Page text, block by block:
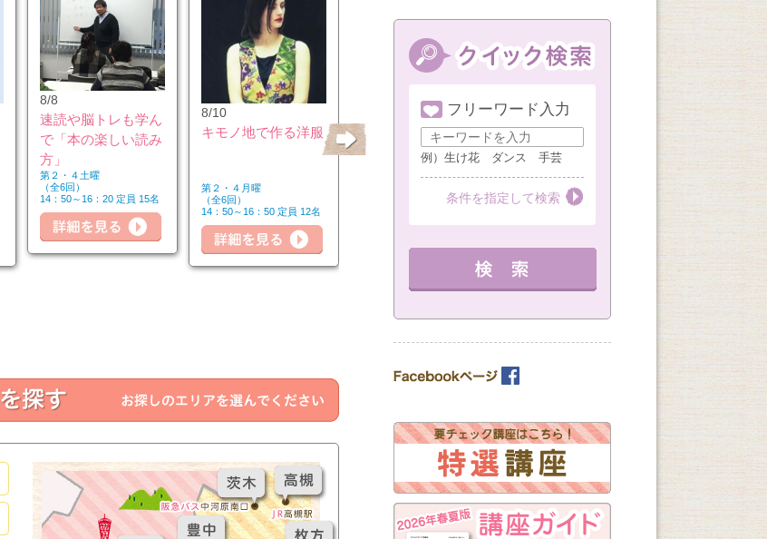
8/8
速読や脳トレも学ん
で「本の楽しい読み
方」
第２・４土曜
（全6回）
14：50～16：20 定員 15名
8/10
キモノ地で作る洋服
第２・４月曜
（全6回）
14：50～16：50 定員 12名
8/10
ミュージカルナンバ
ーを楽しむ
8/12
色のチカラを楽しむ
カラーセラピー（第
（全3回）
8/12
【体験】シ
つくるソラ
アレンジメ
第２水曜
（全1回）
12：30～14：30
詳細を見る
詳細を見る
詳細を見る
フリーワード入力
例）生け花 ダンス 手芸
条件を指定して検索
教室を選ぶ
月 火 水
木
金
土 日
（※複数回答可）
開始時間の指定
午前の部